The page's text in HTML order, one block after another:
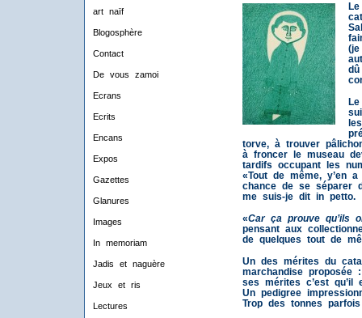
art naïf
Blogosphère
Contact
De vous zamoi
Ecrans
Ecrits
Encans
Expos
Gazettes
Glanures
Images
In memoriam
Jadis et naguère
Jeux et ris
Lectures
torve, à trouver
à froncer le museau
tardifs occupant les
«Tout de même, y’en
chance de se séparer
me suis-je dit in petto.
«Car ça prouve qu’ils
pensant aux
de quelques tout de
Un des mérites du
marchandise proposée
ses mérites c’est
Un pedigree
Trop des tonnes